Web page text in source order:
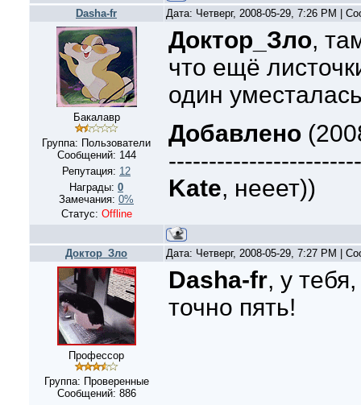
Dasha-fr Дата: Четверг, 2008-05-29, 7:26 PM |
Бакалавр
Группа: Пользователи
Сообщений: 144
Репутация: 12
Награды: 0
Замечания: 0%
Статус: Offline
Доктор_Зло,
что ещё
один
Добавлено
Kate, нееет))
Доктор_Зло Дата: Четверг, 2008-05-29, 7:27 PM |
Профессор
Группа: Проверенные
Сообщений: 886
Dasha-fr, у
точно пять!